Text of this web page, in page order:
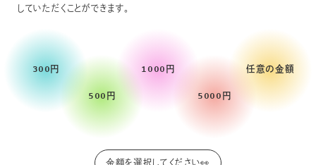
していただくことができます。
300円
500円
1000円
5000円
任意の金額